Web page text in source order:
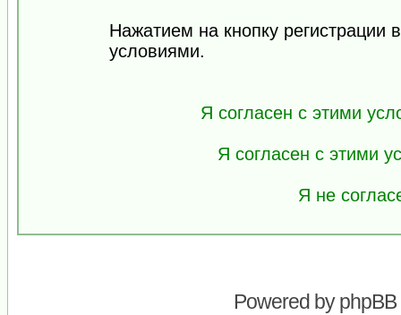
Нажатием на кнопку регистрации
условиями.
Я согласен с этими
Я согласен с этими
Я не
Powered byphpBB